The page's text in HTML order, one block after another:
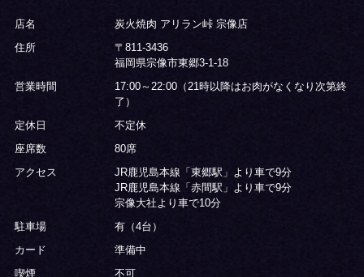
店名
炭火焼肉 アリラン峠 宗像店
住所
〒811-3436
福岡県宗像市東郷3-1-18
営業時間
17:00～22:00（21時以降はお肉がなくなり次第終
了）
定休日
不定休
座席数
80席
アクセス
JR鹿児島本線「東郷駅」より車で9分
JR鹿児島本線「赤間駅」より車で9分
宗像大社より車で10分
駐車場
有（4台）
カード
準備中
喫煙
不可